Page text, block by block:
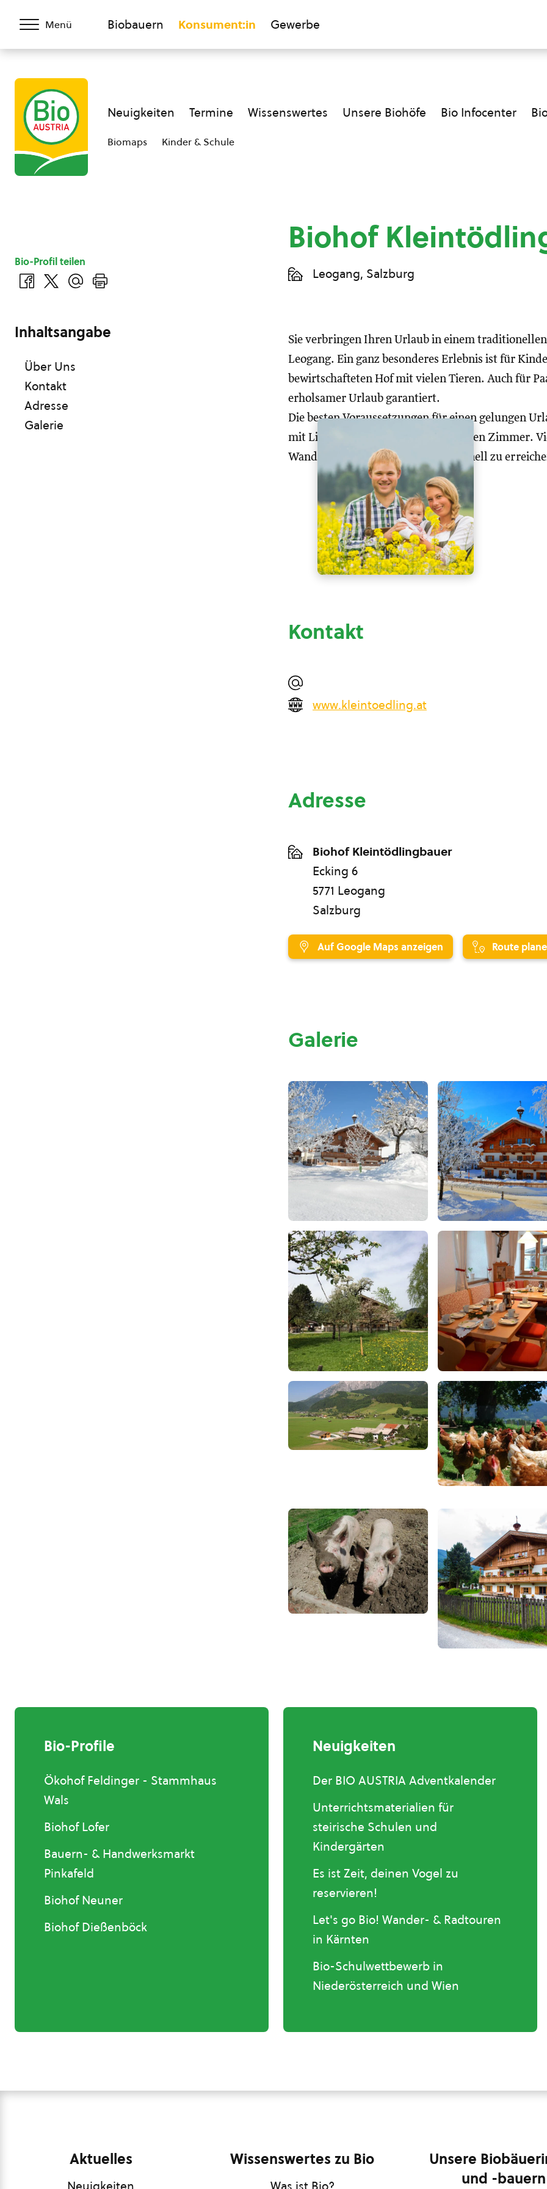
Menü Biobauern Konsument:in Gewerbe
Neuigkeiten Termine Wissenswertes Unsere Biohöfe Bio Infocenter
Biomaps Kinder & Schule
Biohof
Leogang, Salzburg
Sie verbringen Ihren Urlaub in einem
Leogang. Ein ganz besonderes Erlebnis ist für
bewirtschafteten Hof mit vielen Tieren. Auch für
erholsamer Urlaub garantiert.
Die besten Voraussetzungen für einen gelungen
mit Liegestühlen und die komfortablen Zimmer.
Wanderwege und Skipisten sind schnell zu
Kontakt
www.kleintoedling.at
Adresse
Biohof Kleintödlingbauer
Ecking 6
5771 Leogang
Salzburg
Auf Google Maps anzeigen Route
Galerie
Bio-Profil teilen
Inhaltsangabe
Über Uns
Kontakt
Adresse
Galerie
Bio-Profile
Ökohof Feldinger - Stammhaus
Wals
Biohof Lofer
Bauern- & Handwerksmarkt
Pinkafeld
Biohof Neuner
Biohof Dießenböck
Neuigkeiten
Der BIO AUSTRIA Adventkalender
Unterrichtsmaterialien für
steirische Schulen und
Kindergärten
Es ist Zeit, deinen Vogel zu
reservieren!
Let's go Bio! Wander- & Radtouren
in Kärnten
Bio-Schulwettbewerb in
Niederösterreich und Wien
Aktuelles Wissenswertes zu Bio
Unsere
und -bauern